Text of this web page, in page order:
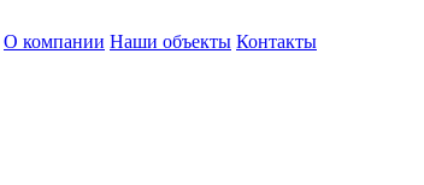
О компании Наши объекты Контакты